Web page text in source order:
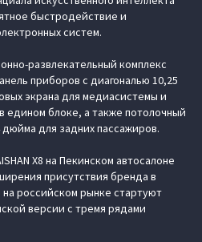
быстродействие и
систем.
развлекательный комплекс
приборов с диагональю 10,25
экрана для медиасистемы и
едином блоке, а также потолочный
дюйма для задних пассажиров.
X8 на Пекинском автосалоне
присутствия бренда в
российском рынке стартуют
версии с тремя рядами